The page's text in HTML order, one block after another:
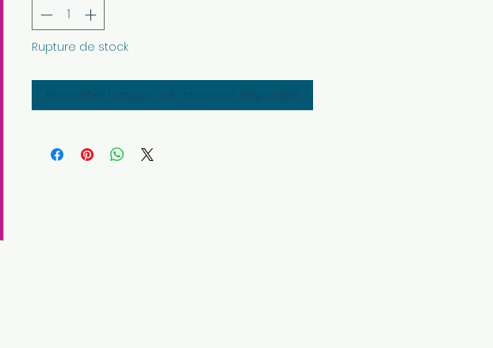
Rupture de stock
Me notifier lorsque cet article est disponible